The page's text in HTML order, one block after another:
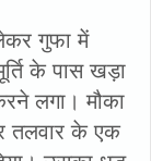
गुफा में
के पास खड़ा
लगा। मौका
तलवार के एक